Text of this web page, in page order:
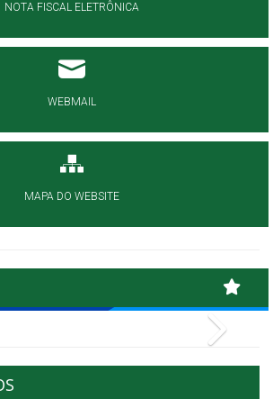
NOTA FISCAL ELETRÔNICA
WEBMAIL
MAPA DO WEBSITE